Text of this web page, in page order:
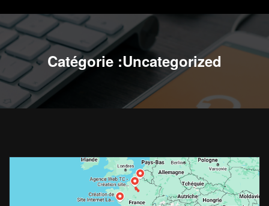
Catégorie :Uncategorized